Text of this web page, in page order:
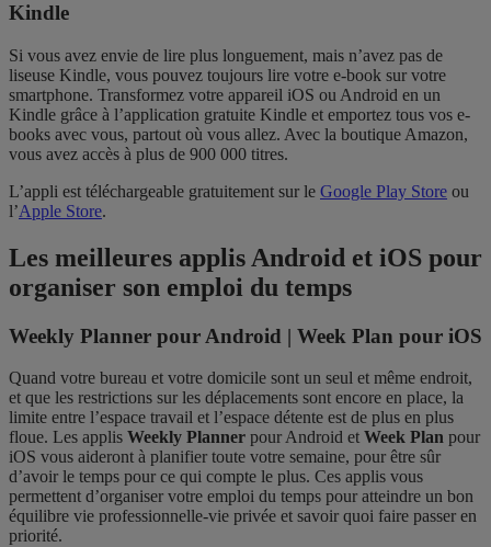
Kindle
Si vous avez envie de lire plus longuement, mais n’avez pas de
liseuse Kindle, vous pouvez toujours lire votre e-book sur votre
smartphone. Transformez votre appareil iOS ou Android en un
Kindle grâce à l’application gratuite Kindle et emportez tous vos e-
books avec vous, partout où vous allez. Avec la boutique Amazon,
vous avez accès à plus de 900 000 titres.
L’appli est téléchargeable gratuitement sur le Google Play Store ou
l’Apple Store.
Les meilleures applis Android et iOS pour
organiser son emploi du temps
Weekly Planner pour Android | Week Plan pour iOS
Quand votre bureau et votre domicile sont un seul et même endroit,
et que les restrictions sur les déplacements sont encore en place, la
limite entre l’espace travail et l’espace détente est de plus en plus
floue. Les applis Weekly Planner pour Android et Week Plan pour
iOS vous aideront à planifier toute votre semaine, pour être sûr
d’avoir le temps pour ce qui compte le plus. Ces applis vous
permettent d’organiser votre emploi du temps pour atteindre un bon
équilibre vie professionnelle-vie privée et savoir quoi faire passer en
priorité.